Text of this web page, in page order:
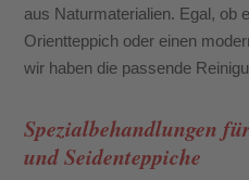
aus Naturmaterialien. Egal, ob
Orientteppich oder einen
wir haben die passende
Spezialbehandlungen
und Seidenteppiche